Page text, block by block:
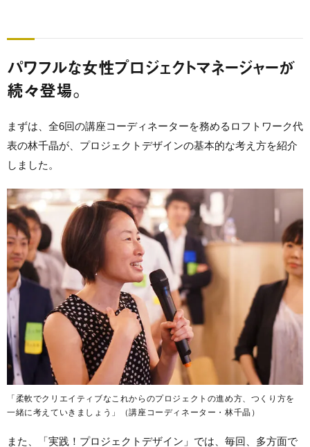
パワフルな女性プロジェクトマネージャーが
続々登場。
まずは、全6回の講座コーディネーターを務めるロフトワーク代
表の林千晶が、プロジェクトデザインの基本的な考え方を紹介
しました。
「柔軟でクリエイティブなこれからのプロジェクトの進め方、つくり方を
一緒に考えていきましょう」（講座コーディネーター・林千晶）
また、「実践！プロジェクトデザイン」では、毎回、多方面で